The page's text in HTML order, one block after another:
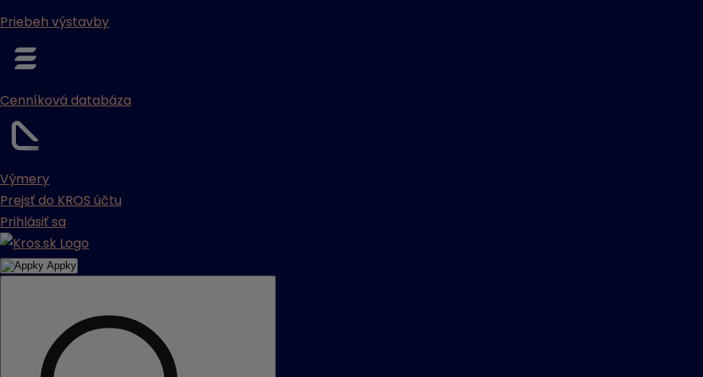
Priebeh výstavby
Cenníková databáza
Výmery
Prejsť do KROS účtu
Prihlásiť sa
Appky